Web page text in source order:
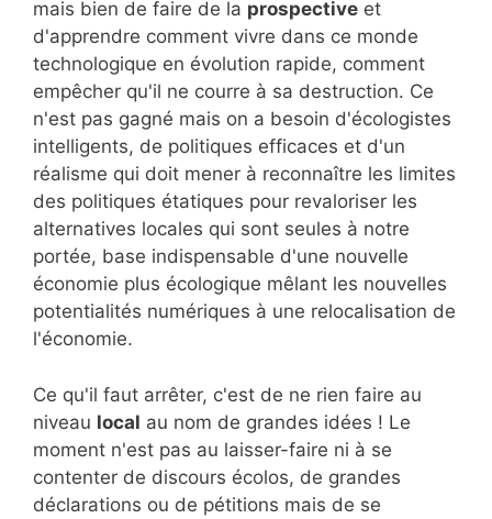
mais bien de faire de la prospective et
d'apprendre comment vivre dans ce monde
technologique en évolution rapide, comment
empêcher qu'il ne courre à sa destruction. Ce
n'est pas gagné mais on a besoin d'écologistes
intelligents, de politiques efficaces et d'un
réalisme qui doit mener à reconnaître les limites
des politiques étatiques pour revaloriser les
alternatives locales qui sont seules à notre
portée, base indispensable d'une nouvelle
économie plus écologique mêlant les nouvelles
potentialités numériques à une relocalisation de
l'économie.
Ce qu'il faut arrêter, c'est de ne rien faire au
niveau local au nom de grandes idées ! Le
moment n'est pas au laisser-faire ni à se
contenter de discours écolos, de grandes
déclarations ou de pétitions mais de se